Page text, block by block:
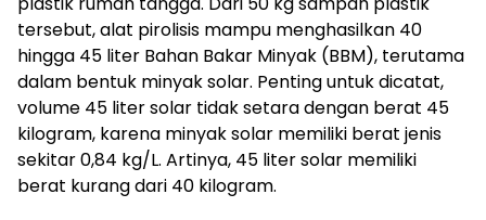
tersebut, alat pirolisis mampu menghasilkan 40
hingga 45 liter Bahan Bakar Minyak (BBM), terutama
dalam bentuk minyak solar. Penting untuk dicatat,
volume 45 liter solar tidak setara dengan berat 45
kilogram, karena minyak solar memiliki berat jenis
sekitar 0,84 kg/L. Artinya, 45 liter solar memiliki
berat kurang dari 40 kilogram.